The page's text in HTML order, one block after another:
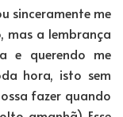
sinceramente me
mas a lembrança
e querendo me
hora, isto sem
fazer quando